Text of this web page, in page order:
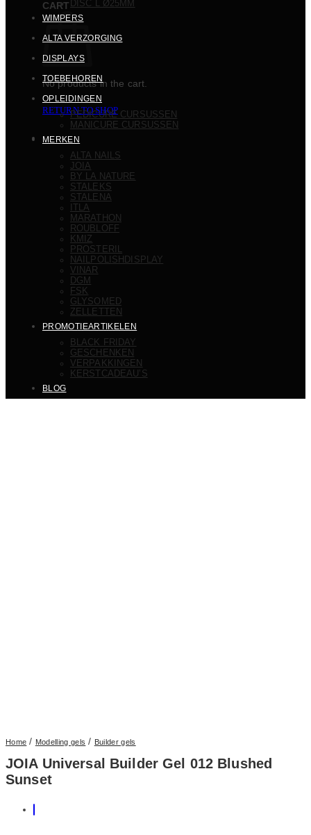
CART
No products in the cart.
RETURN TO SHOP
DISC L Ø25MM
WIMPERS
ALTA VERZORGING
DISPLAYS
TOEBEHOREN
OPLEIDINGEN
PEDICURE CURSUSSEN
MANICURE CURSUSSEN
MERKEN
ALTA NAILS
JOIA
BY LA NATURE
STALEKS
STALENA
ITLA
MARATHON
ROUBLOFF
KMIZ
PROSTERIL
NAILPOLISHDISPLAY
VINAR
DGM
FSK
GLYSOMED
ZELLETTEN
PROMOTIEARTIKELEN
BLACK FRIDAY
GESCHENKEN
VERPAKKINGEN
KERSTCADEAU’S
BLOG
Home / Modelling gels / Builder gels
JOIA Universal Builder Gel 012 Blushed
Sunset